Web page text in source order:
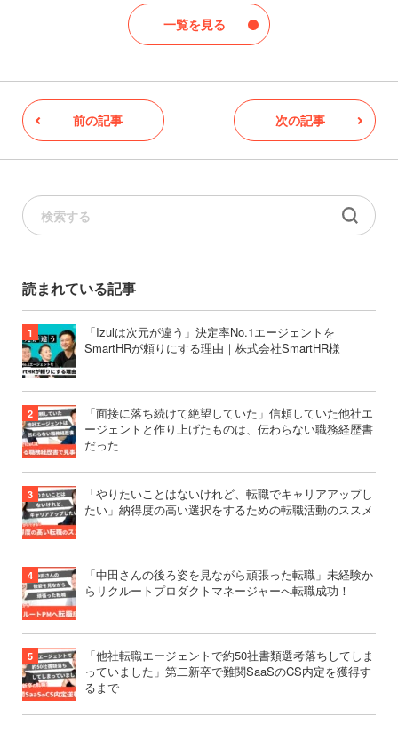
一覧を見る
前の記事 次の記事
読まれている記事
「Izulは次元が違う」決定率No.1エージェントを
SmartHRが頼りにする理由｜株式会社SmartHR様
「面接に落ち続けて絶望していた」信頼していた他社エ
ージェントと作り上げたものは、伝わらない職務経歴書
だった
「やりたいことはないけれど、転職でキャリアアップし
たい」納得度の高い選択をするための転職活動のススメ
「中田さんの後ろ姿を見ながら頑張った転職」未経験か
らリクルートプロダクトマネージャーへ転職成功！
「他社転職エージェントで約50社書類選考落ちしてしま
っていました」第二新卒で難関SaaSのCS内定を獲得す
るまで